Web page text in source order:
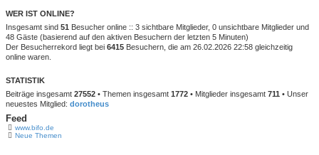
WER IST ONLINE?
Insgesamt sind 51 Besucher online :: 3 sichtbare Mitglieder, 0 unsichtbare Mitglieder und
48 Gäste (basierend auf den aktiven Besuchern der letzten 5 Minuten)
Der Besucherrekord liegt bei 6415 Besuchern, die am 26.02.2026 22:58 gleichzeitig
online waren.
STATISTIK
Beiträge insgesamt 27552 • Themen insgesamt 1772 • Mitglieder insgesamt 711 • Unser
neuestes Mitglied: dorotheus
Feed
www.bifo.de
Neue Themen